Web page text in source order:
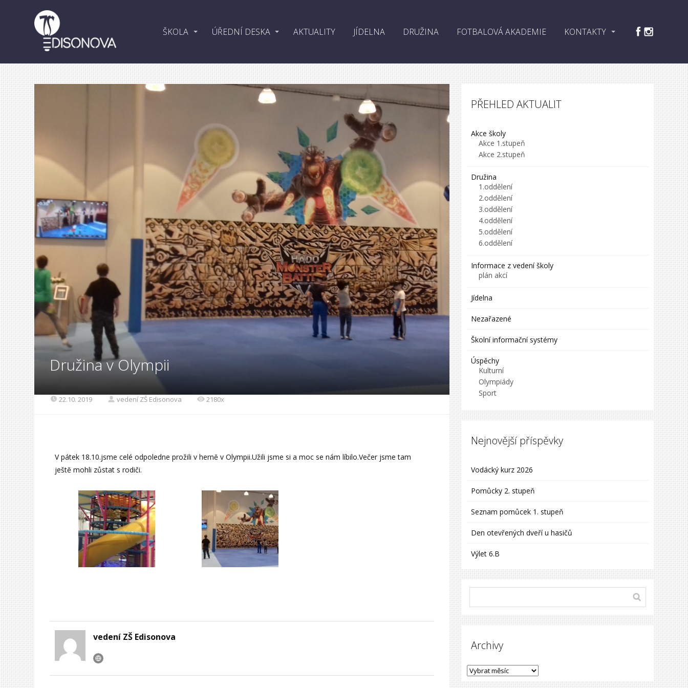
ŠKOLA ÚŘEDNÍ DESKA AKTUALITY JÍDELNA DRUŽINA FOTBALOVÁ AKADEMIE KONTAKTY
Družina v Olympii
22.10. 2019 vedení ZŠ Edisonova 2180x
V pátek 18.10.jsme celé odpoledne prožili v hernĕ v Olympii.Užili jsme si a moc se nám líbilo.Večer jsme tam
ještĕ mohli zůstat s rodiči.
vedení ZŠ Edisonova
PŘEHLED AKTUALIT
Akce školy
Akce 1.stupeň
Akce 2.stupeň
Družina
1.oddělení
2.oddělení
3.oddělení
4.oddělení
5.oddělení
6.oddělení
Informace z vedení školy
plán akcí
Jídelna
Nezařazené
Školní informační systémy
Úspěchy
Kulturní
Olympiády
Sport
Nejnovější příspěvky
Vodácký kurz 2026
Pomůcky 2. stupeň
Seznam pomůcek 1. stupeň
Den otevřených dveří u hasičů
Výlet 6.B
Archivy